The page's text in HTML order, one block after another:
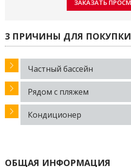
3 ПРИЧИНЫ ДЛЯ ПОКУПКИ
Частный бассейн
Рядом с пляжем
Кондиционер
ОБЩАЯ ИНФОРМАЦИЯ